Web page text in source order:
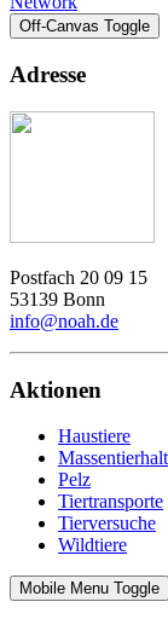
Off-Canvas Toggle
Adresse
Postfach 20 09 15
53139 Bonn
info@noah.de
Aktionen
Haustiere
Pelz
Tiertransporte
Tierversuche
Wildtiere
Mobile Menu Toggle